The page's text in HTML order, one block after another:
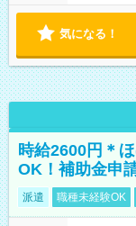
気になる！
時給2600円＊
OK！補助金申
派遣 職種未経験OK